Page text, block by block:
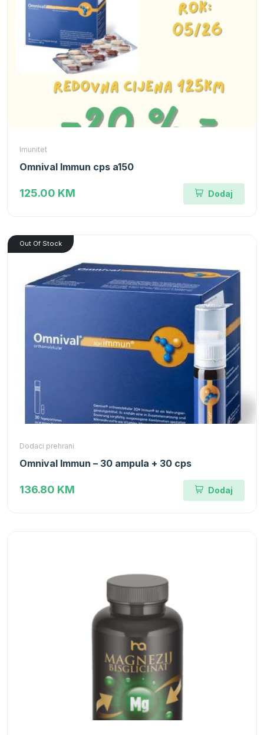
Imunitet
Omnival Immun cps a150
125.00 KM Dodaj
Out Of Stock
Dodaci prehrani
Omnival Immun – 30 ampula + 30 cps
136.80 KM Dodaj